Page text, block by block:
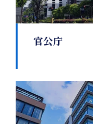
官公庁